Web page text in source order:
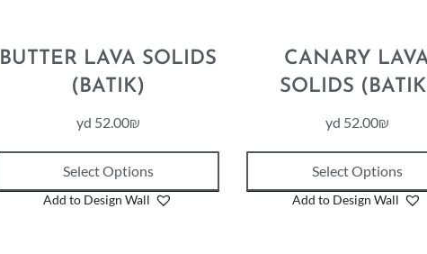
CANARY
SOLIDS
52.00₪
Select Options
Add to Design Wall
BUTTER LAVA SOLIDS
(BATIK)
52.00₪
Select Options
Add to Design Wall